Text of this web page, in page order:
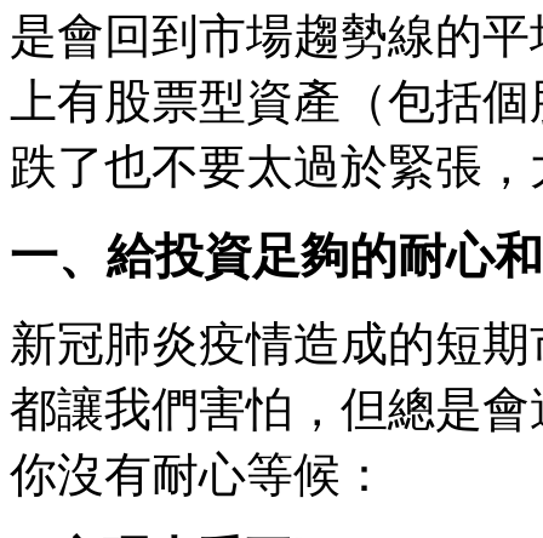
是會回到市場趨勢線的
上有股票型資產（包括
跌了也不要太過於緊張
一、給投資足夠的耐心
新冠肺炎疫情造成的短
都讓我們害怕，但總是
你沒有耐心等候：